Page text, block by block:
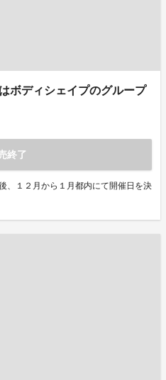
ボディシェイプのグループ
終了
、１２月から１月都内にて開催日を決